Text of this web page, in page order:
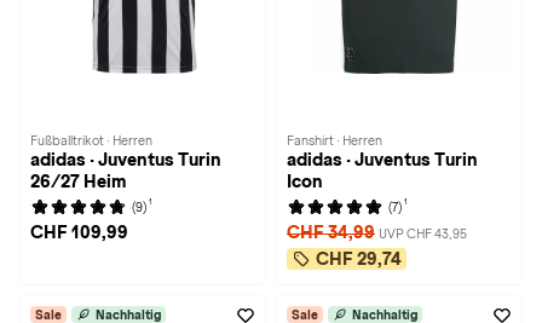
Fußballtrikot · Herren
adidas · Juventus Turin
26/27 Heim
(9) 1
CHF 109,99
Fanshirt · Herren
adidas · Juventus Turin
Icon
(7) 1
CHF 34,99 UVP CHF 43,95
CHF 29,74
Sale Nachhaltig Sale Nachhaltig